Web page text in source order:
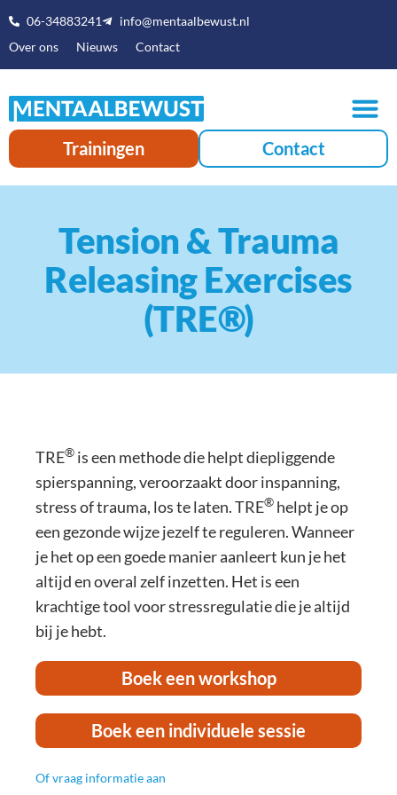
06-34883241
info@mentaalbewust.nl
Over ons
Nieuws Contact
Trainingen Contact
Tension & Trauma
Releasing Exercises
(TRE®)
TRE® is een methode die helpt diepliggende
spierspanning, veroorzaakt door inspanning,
stress of trauma, los te laten. TRE® helpt je op
een gezonde wijze jezelf te reguleren. Wanneer
je het op een goede manier aanleert kun je het
altijd en overal zelf inzetten. Het is een
krachtige tool voor stressregulatie die je altijd
bij je hebt.
Boek een workshop
Boek een individuele sessie
Of vraag informatie aan